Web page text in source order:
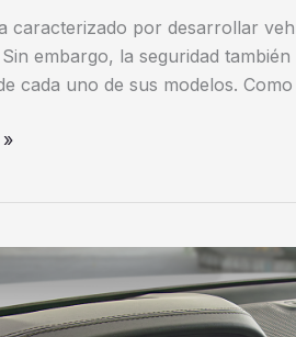
caracterizado por desarrollar
embargo, la seguridad
cada uno de sus modelos.